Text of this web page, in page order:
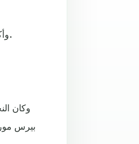
وأكدت أن التجديد الصيفي سيشمل جناحا صحيا جديدا، حيث يمكن للاعبين أداء اليوجا فيه.
وكان
بيرس